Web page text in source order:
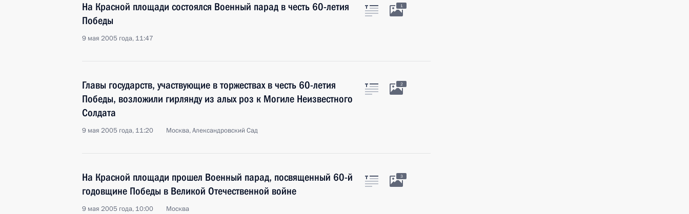
На Красной площади состоялся Военный парад в честь 60-летия
Победы
9 мая 2005 года, 11:47
1
Главы государств, участвующие в торжествах в честь 60-летия
Победы, возложили гирлянду из алых роз к Могиле Неизвестного
Солдата
9 мая 2005 года, 11:20 Москва, Александровский Сад
2
На Красной площади прошел Военный парад, посвященный 60-й
годовщине Победы в Великой Отечественной войне
9 мая 2005 года, 10:00 Москва
3